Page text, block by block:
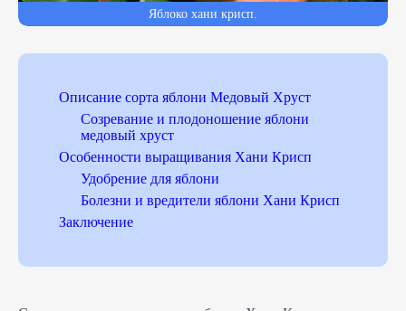
Яблоко хани крисп.
Описание сорта яблони Медовый Хруст
Созревание и плодоношение яблони
медовый хруст
Особенности выращивания Хани Крисп
Удобрение для яблони
Болезни и вредители яблони Хани Крисп
Заключение